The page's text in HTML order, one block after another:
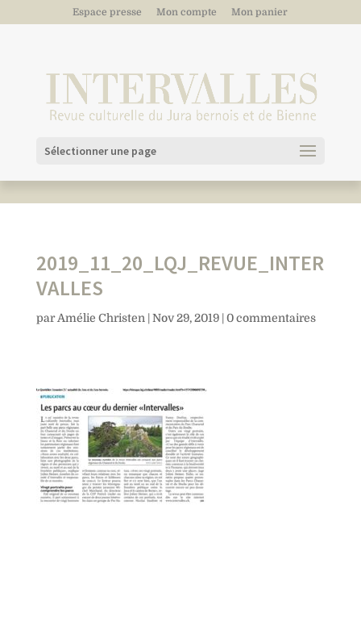
Espace presse Mon compte Mon panier
Sélectionner une page
2019_11_20_LQJ_REVUE_INTER
VALLES
parAmélie Christen | Nov 29, 2019| 0 commentaires